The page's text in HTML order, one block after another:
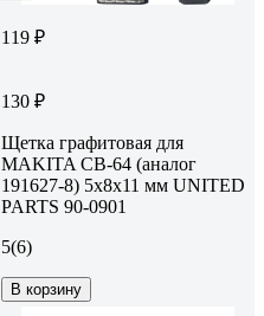
119 ₽
130 ₽
Щетка графитовая для
MAKITA СВ-64 (аналог
191627-8) 5x8х11 мм UNITED
PARTS 90-0901
5(6)
В корзину